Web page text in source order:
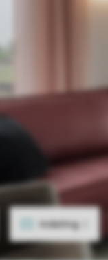
Indeling